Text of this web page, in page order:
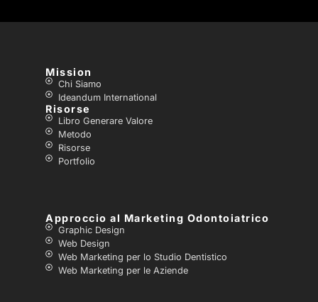
Mission
Chi Siamo
Ideandum International
Risorse
Libro Generare Valore
Metodo
Risorse
Portfolio
Approccio al Marketing Odontoiatrico
Graphic Design
Web Design
Web Marketing per lo Studio Dentistico
Web Marketing per le Aziende